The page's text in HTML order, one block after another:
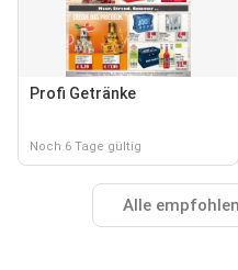
Profi Getränke
Noch 6 Tage gültig
Alle